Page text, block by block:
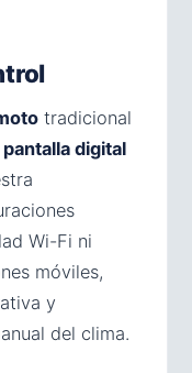
tradicional
pantalla digital
Wi-Fi ni
móviles,
y
del clima.